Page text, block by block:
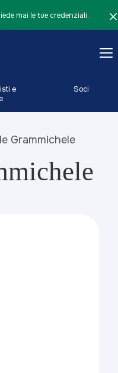
mai le tue credenziali.
e
Soci
Grammichele